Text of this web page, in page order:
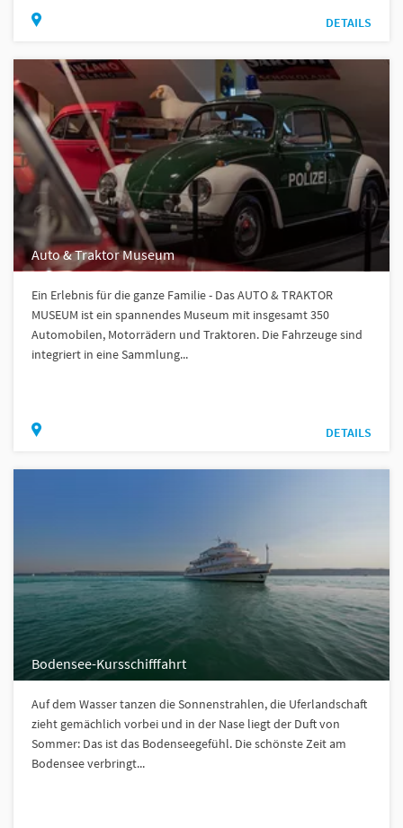
DETAILS
Auto & Traktor Museum
Ein Erlebnis für die ganze Familie - Das AUTO & TRAKTOR
MUSEUM ist ein spannendes Museum mit insgesamt 350
Automobilen, Motorrädern und Traktoren. Die Fahrzeuge sind
integriert in eine Sammlung...
DETAILS
Bodensee-Kursschifffahrt
Auf dem Wasser tanzen die Sonnenstrahlen, die Uferlandschaft
zieht gemächlich vorbei und in der Nase liegt der Duft von
Sommer: Das ist das Bodenseegefühl. Die schönste Zeit am
Bodensee verbringt...